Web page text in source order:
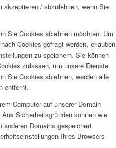
/ abzulehnen, wenn Sie
Sie Cookies ablehnen möchten. Um
Cookies gefragt werden, erlauben
zu speichern. Sie können
zulassen, um unsere Dienste
Sie Cookies ablehnen, werden alle
entfernt.
Computer auf unserer Domain
Sicherheitsgründen können wie
anderen Domains gespeichert
Ihres Browsers